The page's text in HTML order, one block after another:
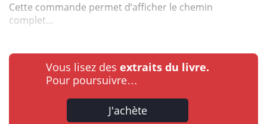
Cette commande permet d’afficher le chemin
complet...
Vous lisez des extraits du livre.
Pour poursuivre…
J'achète